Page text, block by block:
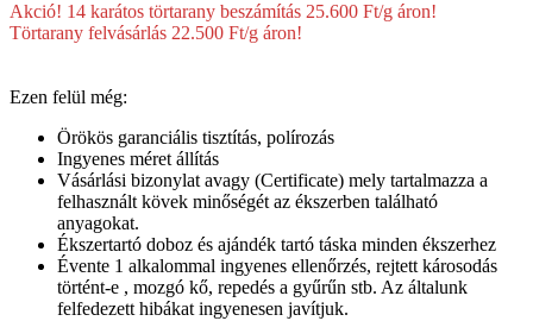
Akció! 14 karátos törtarany beszámítás 25.600 Ft/g áron!
Törtarany felvásárlás 22.500 Ft/g áron!
Ezen felül még:
Örökös garanciális tisztítás, polírozás
Ingyenes méret állítás
Vásárlási bizonylat avagy (Certificate) mely tartalmazza a
felhasznált kövek minőségét az ékszerben található
anyagokat.
Ékszertartó doboz és ajándék tartó táska minden ékszerhez
Évente 1 alkalommal ingyenes ellenőrzés, rejtett károsodás
történt-e , mozgó kő, repedés a gyűrűn stb. Az általunk
felfedezett hibákat ingyenesen javítjuk.